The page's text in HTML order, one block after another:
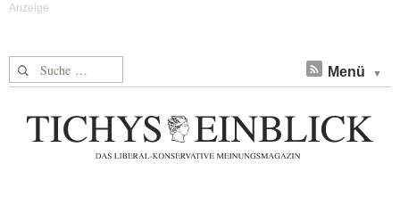
Suche nach: Menü